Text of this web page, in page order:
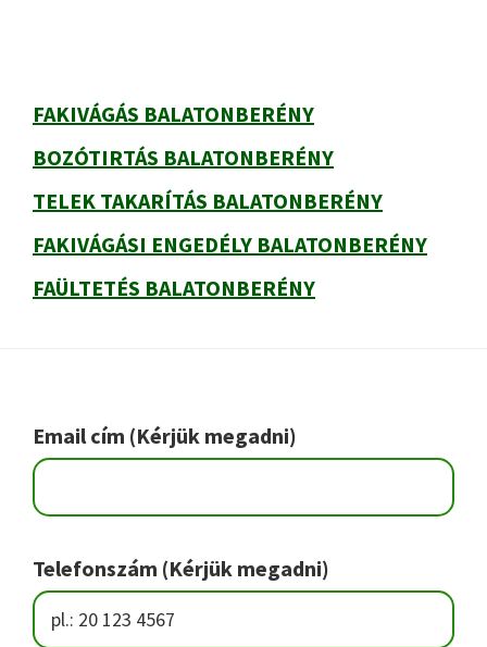
FAKIVÁGÁS BALATONBERÉNY
BOZÓTIRTÁS BALATONBERÉNY
TELEK TAKARÍTÁS BALATONBERÉNY
FAKIVÁGÁSI ENGEDÉLY BALATONBERÉNY
FAÜLTETÉS BALATONBERÉNY
Footer
Email cím (Kérjük megadni)
Telefonszám (Kérjük megadni)